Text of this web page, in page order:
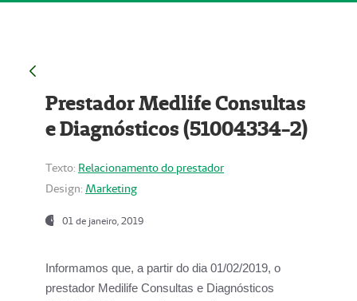
Prestador Medlife Consultas
e Diagnósticos (51004334-2)
Texto: Relacionamento do prestador
Design: Marketing
01 de janeiro, 2019
Informamos que, a partir do dia 01/02/2019, o
prestador Medilife Consultas e Diagnósticos